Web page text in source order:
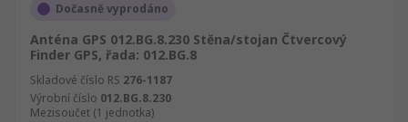
Dočasně vyprodáno
Anténa GPS 012.BG.8.230 Stěna/stojan Čtvercový
Finder GPS, řada: 012.BG.8
Skladové číslo RS 276-1187
Výrobní číslo 012.BG.8.230
Mezisoučet (1 jednotka)